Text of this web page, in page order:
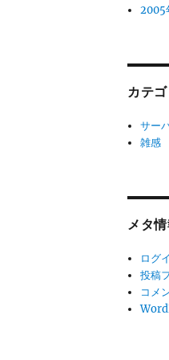
2005
カテ
サー
雑感
メタ
ログ
投稿
コメ